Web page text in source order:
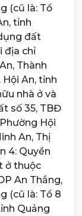
(cũ là: Tổ
tỉnh
đất
địa chỉ
Thành
Hội An, tỉnh
nhà ở và
số 35, TBĐ
Hội
An, Thị
4: Quyền
ở thuộc
An Thắng,
(cũ là: Tổ 8
Quảng